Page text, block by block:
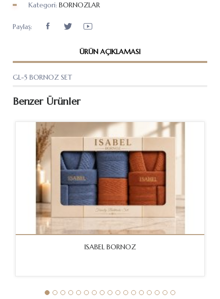
Kategori:BORNOZLAR
Paylaş:
ÜRÜN AÇIKLAMASI
GL-5 BORNOZ SET
Benzer Ürünler
ISABEL BORNOZ